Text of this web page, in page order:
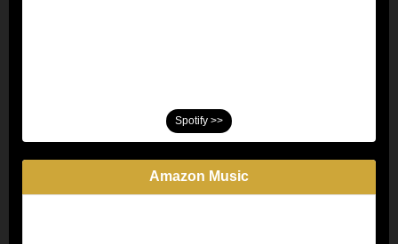
Spotify >>
Amazon Music